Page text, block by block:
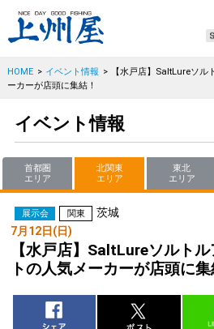
HOME > イベント情報 >
【水戸店】SaltLureソル
ーカーが店頭に集結！
イベント情報
首都圏
エリア
北関東
エリア
東北
エリア
展示会 関東
茨城
7月12日(日)
【水戸店】SaltLureソルト
トの人気メーカーが店頭に集